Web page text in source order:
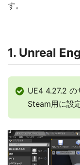
す。
1. Unreal
UE4 4.27.2 の
Steam用に設